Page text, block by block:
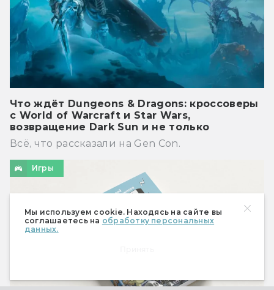
Мы используем cookie. Находясь на сайте вы
соглашаетесь на обработку персональных
данных.
Что ждёт Dungeons & Dragons: кроссоверы
с World of Warcraft и Star Wars,
возвращение Dark Sun и не только
Всё, что рассказали на Gen Con.
Игры